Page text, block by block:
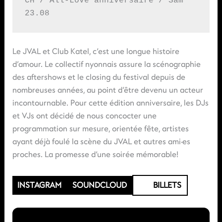
23.08
Le JVAL et Club Katel, c’est une longue histoire
d’amour. Le collectif nyonnais assure la scénographie
des aftershows et le closing du festival depuis de
nombreuses années, au point d’être devenu un acteur
incontournable. Pour cette édition anniversaire, les DJs
et VJs ont décidé de nous concocter une
programmation sur mesure, orientée fête, artistes
ayant déjà foulé la scène du JVAL et autres ami·es
proches. La promesse d’une soirée mémorable!
INSTAGRAM SOUNDCLOUD BILLETS